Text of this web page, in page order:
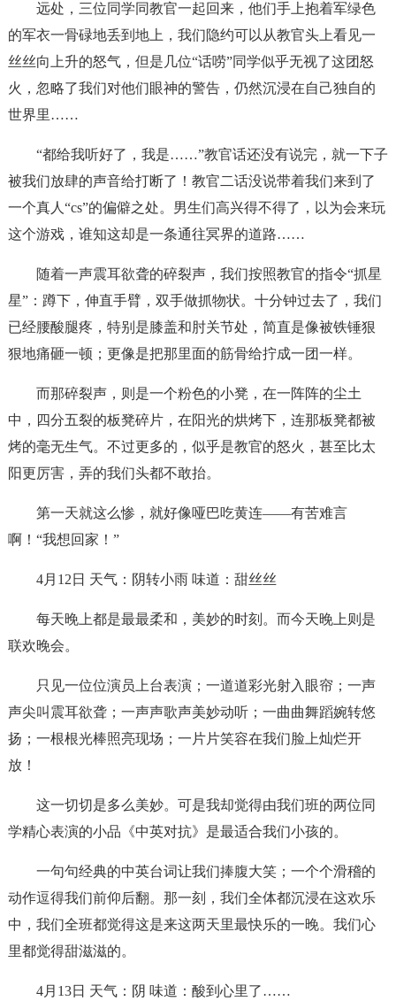
远处，三位同学同教官一起回来，他们手上抱着军绿色
的军衣一骨碌地丢到地上，我们隐约可以从教官头上看见一
丝丝向上升的怒气，但是几位“话唠”同学似乎无视了这团怒
火，忽略了我们对他们眼神的警告，仍然沉浸在自己独自的
世界里……
“都给我听好了，我是……”教官话还没有说完，就一下子
被我们放肆的声音给打断了！教官二话没说带着我们来到了
一个真人“cs”的偏僻之处。男生们高兴得不得了，以为会来玩
这个游戏，谁知这却是一条通往冥界的道路……
随着一声震耳欲聋的碎裂声，我们按照教官的指令“抓星
星”：蹲下，伸直手臂，双手做抓物状。十分钟过去了，我们
已经腰酸腿疼，特别是膝盖和肘关节处，简直是像被铁锤狠
狠地痛砸一顿；更像是把那里面的筋骨给拧成一团一样。
而那碎裂声，则是一个粉色的小凳，在一阵阵的尘土
中，四分五裂的板凳碎片，在阳光的烘烤下，连那板凳都被
烤的毫无生气。不过更多的，似乎是教官的怒火，甚至比太
阳更厉害，弄的我们头都不敢抬。
第一天就这么惨，就好像哑巴吃黄连——有苦难言
啊！“我想回家！”
4月12日 天气：阴转小雨 味道：甜丝丝
每天晚上都是最最柔和，美妙的时刻。而今天晚上则是
联欢晚会。
只见一位位演员上台表演；一道道彩光射入眼帘；一声
声尖叫震耳欲聋；一声声歌声美妙动听；一曲曲舞蹈婉转悠
扬；一根根光棒照亮现场；一片片笑容在我们脸上灿烂开
放！
这一切切是多么美妙。可是我却觉得由我们班的两位同
学精心表演的小品《中英对抗》是最适合我们小孩的。
一句句经典的中英台词让我们捧腹大笑；一个个滑稽的
动作逗得我们前仰后翻。那一刻，我们全体都沉浸在这欢乐
中，我们全班都觉得这是来这两天里最快乐的一晚。我们心
里都觉得甜滋滋的。
4月13日 天气：阴 味道：酸到心里了……